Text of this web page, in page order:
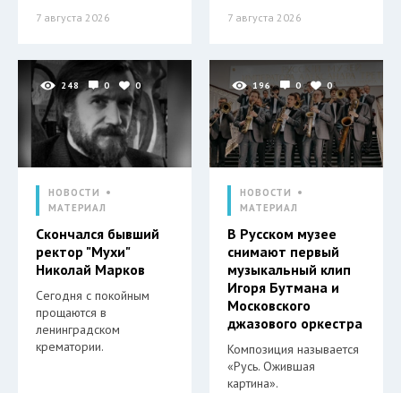
7 августа 2026 7 августа 2026
248 0 0
НОВОСТИ
МАТЕРИАЛ
Скончался бывший
ректор "Мухи"
Николай Марков
Сегодня с покойным
прощаются в
ленинградском
крематории.
196 0 0
НОВОСТИ
МАТЕРИАЛ
В Русском музее
снимают первый
музыкальный клип
Игоря Бутмана и
Московского
джазового оркестра
Композиция называется
«Русь. Ожившая
картина».